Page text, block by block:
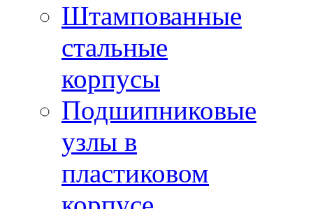
Штампованные
стальные
корпусы
Подшипниковые
узлы в
пластиковом